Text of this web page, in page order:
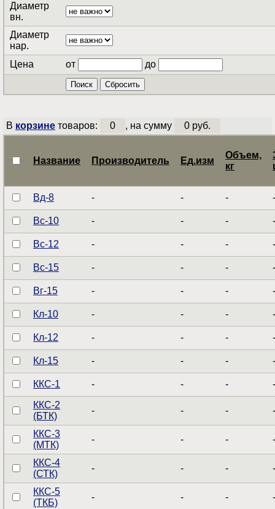
Диаметр
вн.
Диаметр
нар.
Цена
от до
В корзинетоваров: 0 , на сумму 0 руб.
Название Производитель Ед.изм
Объем,
кг
Вд-8 - - - -
Вс-10 - - - -
Вс-12 - - - -
Вс-15 - - - -
Вг-15 - - - -
Кл-10 - - - -
Кл-12 - - - -
Кл-15 - - - -
ККС-1 - - -
-
ККС-2
(БТК)
- - - -
ККС-3
(МТК)
- - - -
ККС-4
(СТК)
- - - -
ККС-5
(ТКБ)
- - - -